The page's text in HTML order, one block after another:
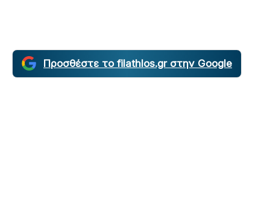
Προσθέστε το filathlos.gr στην Google